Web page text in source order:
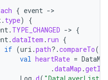
{ event -
. type)
{
. TYPE_CHANGED -> {
.dataItem . run {
if (uri .path?.compareTo(
val heartRate =
.dataMap .getInt